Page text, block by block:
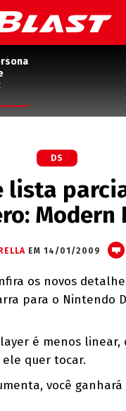
DS
lista
Modern
EM 14/01/2009
os novos
para o Nintendo
é menos
quer tocar.
você